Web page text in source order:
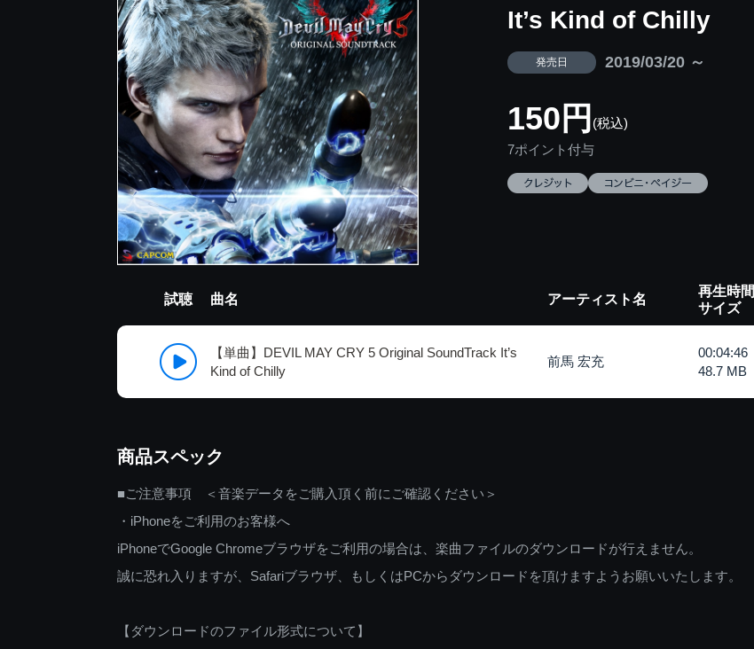
It’s Kind of Chilly
発売日 2019/03/20 ～
150円 (税込)
7ポイント付与
試聴 曲名 アーティスト名
再生時間
サイズ
【単曲】DEVIL MAY CRY 5 Original SoundTrack It’s
Kind of Chilly
前馬 宏充
00:04:46
48.7 MB
商品スペック
■ご注意事項 ＜音楽データをご購入頂く前にご確認ください＞
・iPhoneをご利用のお客様へ
iPhoneでGoogle Chromeブラウザをご利用の場合は、楽曲ファイルのダウンロードが行えません。
誠に恐れ入りますが、Safariブラウザ、もしくはPCからダウンロードを頂けますようお願いいたします。
【ダウンロードのファイル形式について】